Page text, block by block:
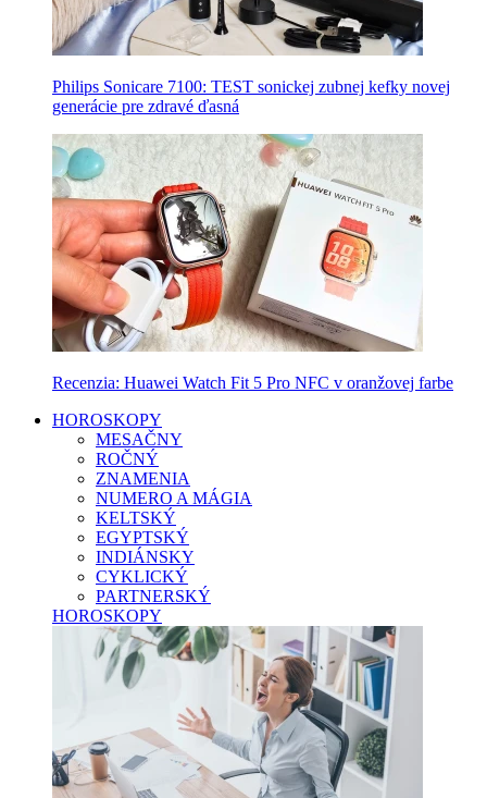
Philips Sonicare 7100: TEST sonickej zubnej kefky novej
generácie pre zdravé ďasná
Recenzia: Huawei Watch Fit 5 Pro NFC v oranžovej farbe
HOROSKOPY
MESAČNY
ROČNÝ
ZNAMENIA
NUMERO A MÁGIA
KELTSKÝ
EGYPTSKÝ
INDIÁNSKY
CYKLICKÝ
PARTNERSKÝ
HOROSKOPY